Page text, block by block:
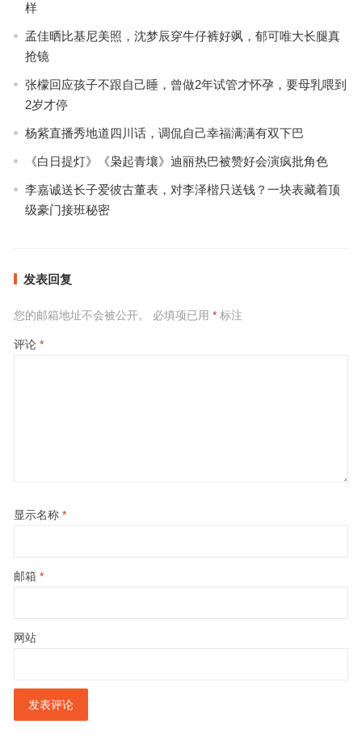
样
孟佳晒比基尼美照，沈梦辰穿牛仔裤好飒，郁可唯大长腿真
抢镜
张檬回应孩子不跟自己睡，曾做2年试管才怀孕，要母乳喂到
2岁才停
杨紫直播秀地道四川话，调侃自己幸福满满有双下巴
《白日提灯》《枭起青壤》迪丽热巴被赞好会演疯批角色
李嘉诚送长子爱彼古董表，对李泽楷只送钱？一块表藏着顶
级豪门接班秘密
发表回复
您的邮箱地址不会被公开。 必填项已用 *标注
评论 *
显示名称 *
邮箱 *
网站